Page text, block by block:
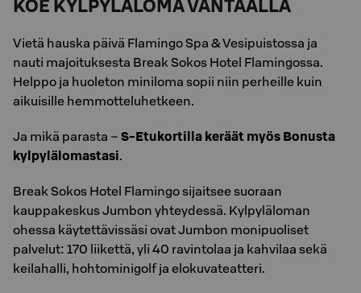
KOE KYLPYLÄLOMA VANTAALLA
Vietä hauska päivä Flamingo Spa & Vesipuistossa ja
nauti majoituksesta Break Sokos Hotel Flamingossa.
Helppo ja huoleton miniloma sopii niin perheille kuin
aikuisille hemmotteluhetkeen.
Ja mikä parasta – S‑Etukortilla keräät myös Bonusta
kylpylälomastasi.
Break Sokos Hotel Flamingo sijaitsee suoraan
kauppakeskus Jumbon yhteydessä. Kylpyläloman
ohessa käytettävissäsi ovat Jumbon monipuoliset
palvelut: 170 liikettä, yli 40 ravintolaa ja kahvilaa sekä
keilahalli, hohtominigolf ja elokuvateatteri.